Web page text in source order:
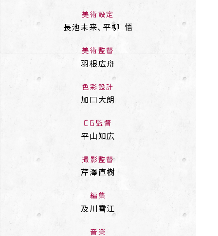
美術設定
長池未来、平柳 悟
美術監督
羽根広舟
色彩設計
加口大朗
CG監督
平山知広
撮影監督
芹澤直樹
編集
及川雪江
音楽